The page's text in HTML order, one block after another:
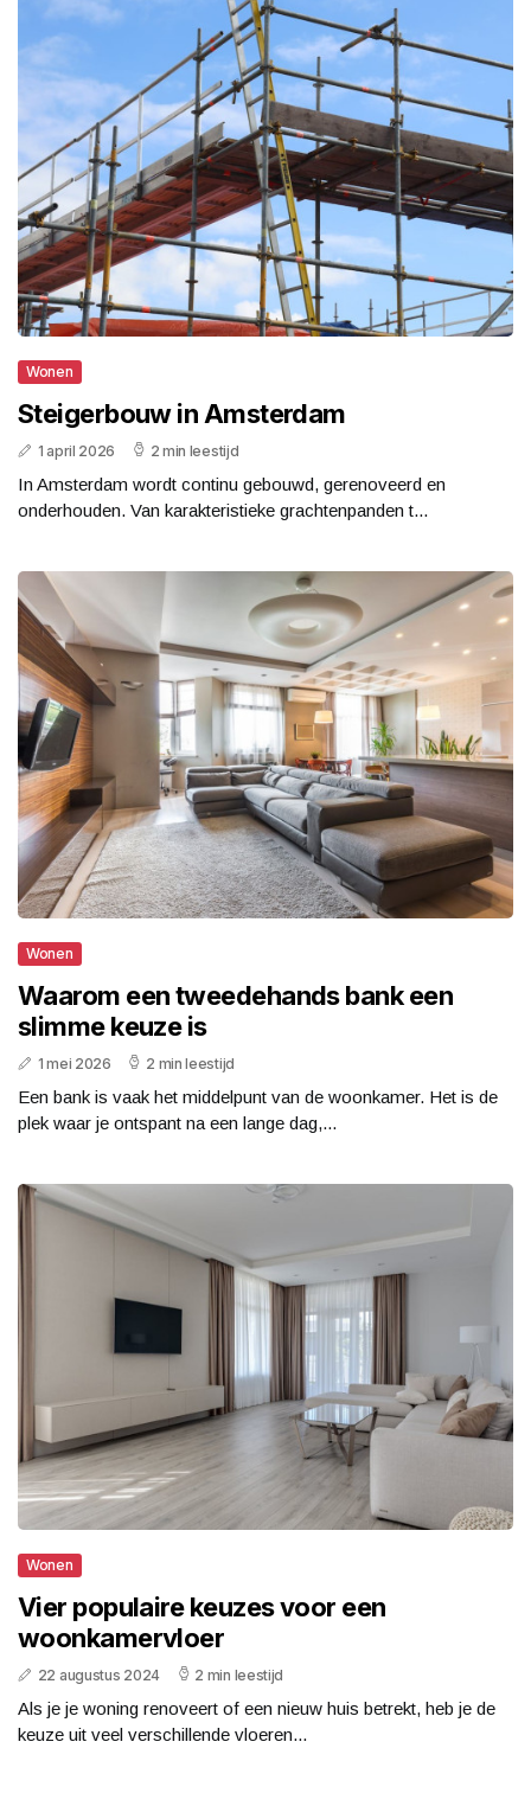
Wonen
Steigerbouw in Amsterdam
1 april 2026 2 min leestijd
In Amsterdam wordt continu gebouwd, gerenoveerd en
onderhouden. Van karakteristieke grachtenpanden t...
Wonen
Waarom een tweedehands bank een
slimme keuze is
1 mei 2026 2 min leestijd
Een bank is vaak het middelpunt van de woonkamer. Het is de
plek waar je ontspant na een lange dag,...
Wonen
Vier populaire keuzes voor een
woonkamervloer
22 augustus 2024 2 min leestijd
Als je je woning renoveert of een nieuw huis betrekt, heb je de
keuze uit veel verschillende vloeren...